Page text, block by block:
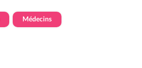
Médecins